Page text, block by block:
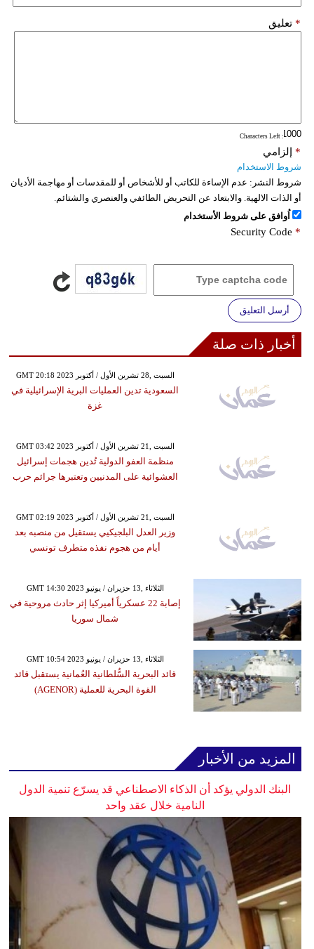
تعليق *
: Characters Left
إلزامي *
شروط الاستخدام
شروط النشر: عدم الإساءة للكاتب أو للأشخاص أو للمقدسات أو مهاجمة الأديان
أو الذات الالهية. والابتعاد عن التحريض الطائفي والعنصري والشتائم.
اُوافق على شروط الأستخدام
Security Code *
أرسل التعليق
أخبار ذات صلة
GMT 20:18 2023 السبت ,28 تشرين الأول / أكتوبر
السعودية تدين العمليات البرية الإسرائيلية في
غزة
GMT 03:42 2023 السبت ,21 تشرين الأول / أكتوبر
منظمة العفو الدولية تُدين هجمات إسرائيل
العشوائية على المدنيين وتعتبرها جرائم حرب
GMT 02:19 2023 السبت ,21 تشرين الأول / أكتوبر
وزير العدل البلجيكيي يستقيل من منصبه بعد
أيام من هجوم نفذه متطرف تونسي
GMT 14:30 2023 الثلاثاء ,13 حزيران / يونيو
إصابة 22 عسكرياً أميركيا إثر حادث مروحية في
شمال سوريا
GMT 10:54 2023 الثلاثاء ,13 حزيران / يونيو
قائد البحرية السُّلطانية العُمانية يستقبل قائد
القوة البحرية للعملية (AGENOR)
المزيد من الأخبار
البنك الدولي يؤكد أن الذكاء الاصطناعي قد يسرّع تنمية الدول
النامية خلال عقد واحد